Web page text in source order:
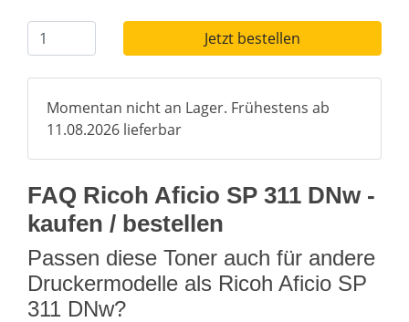
Jetzt bestellen
Momentan nicht an Lager. Frühestens ab
11.08.2026 lieferbar
FAQ Ricoh Aficio SP 311 DNw -
kaufen / bestellen
Passen diese Toner auch für andere
Druckermodelle als Ricoh Aficio SP
311 DNw?